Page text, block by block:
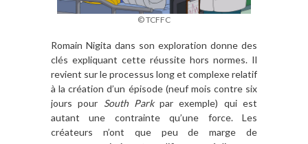
© TCFFC
Romain Nigita dans son exploration donne des
clés expliquant cette réussite hors normes. Il
revient sur le processus long et complexe relatif
à la création d’un épisode (neuf mois contre six
jours pour South Parkpar exemple) qui est
autant une contrainte qu’une force. Les
créateurs n’ont que peu de marge de